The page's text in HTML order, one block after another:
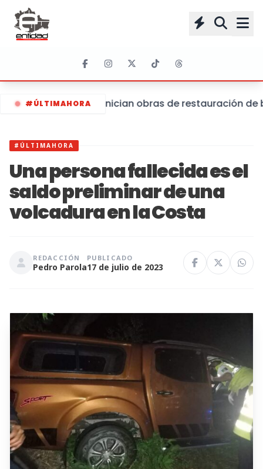
#ÚLTIMAHORA Inician obras de restauración de
#ÚLTIMAHORA
Una persona fallecida es el
saldo preliminar de una
volcadura en la Costa
REDACCIÓN
Pedro Parola
PUBLICADO
17 de julio de 2023